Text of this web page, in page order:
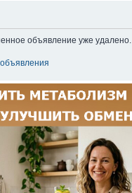
объявление уже удалено.